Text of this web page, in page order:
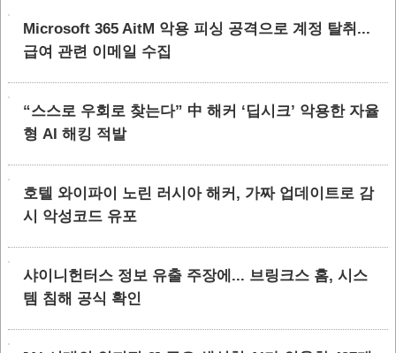
Microsoft 365 AitM 악용 피싱 공격으로 계정 탈취...
급여 관련 이메일 수집
“스스로 우회로 찾는다” 中 해커 ‘딥시크’ 악용한 자율
형 AI 해킹 적발
호텔 와이파이 노린 러시아 해커, 가짜 업데이트로 감
시 악성코드 유포
샤이니헌터스 정보 유출 주장에... 브링크스 홈, 시스
템 침해 공식 확인